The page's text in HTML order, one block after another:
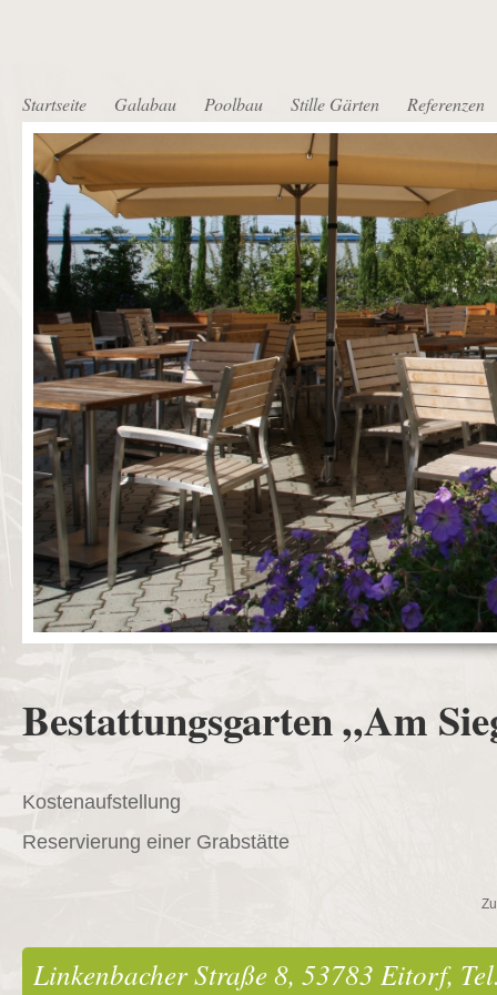
Startseite Galabau Poolbau Stille Gärten Referenzen
Bestattungsgarten „Am
Kostenaufstellung
Reservierung einer Grabstätte
Linkenbacher Straße 8, 53783 Eitorf,